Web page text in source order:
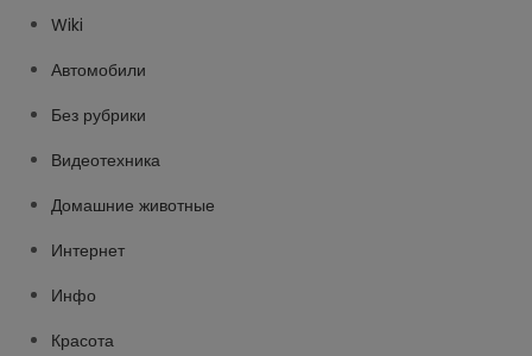
Wiki
Автомобили
Без рубрики
Видеотехника
Домашние животные
Интернет
Инфо
Красота